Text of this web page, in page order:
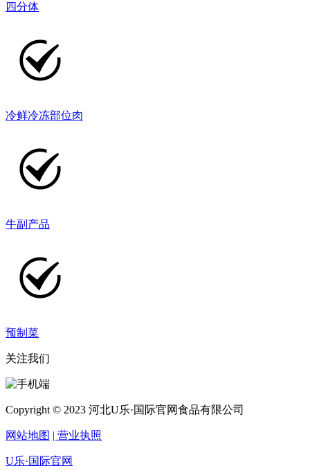
四分体
冷鲜冷冻部位肉
牛副产品
预制菜
关注我们
Copyright © 2023 河北U乐·国际官网食品有限公司
网站地图 | 营业执照
U乐·国际官网